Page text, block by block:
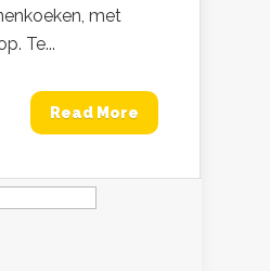
met
Te...
Read More